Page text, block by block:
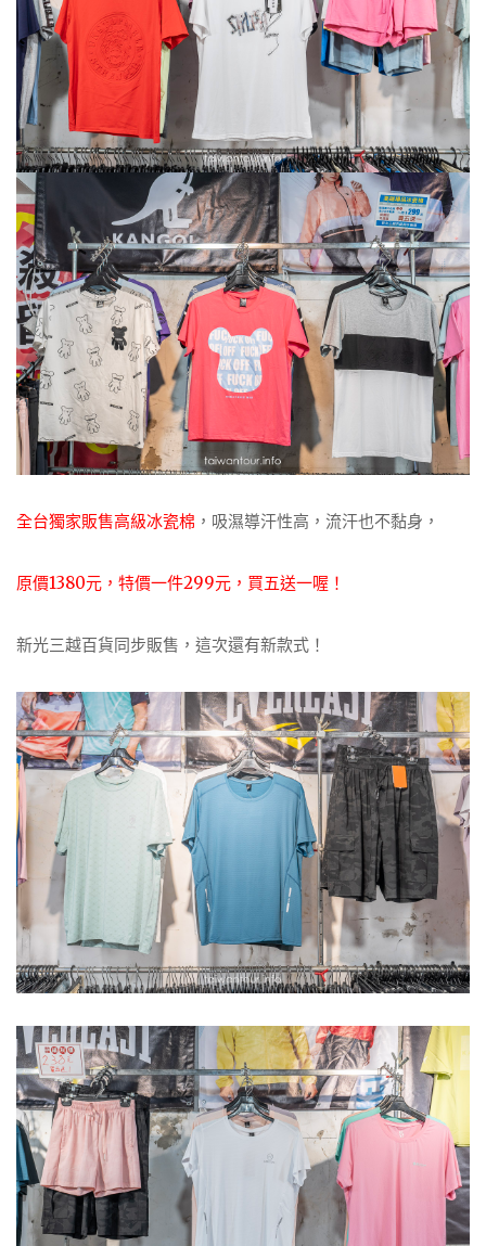
全台獨家販售高級冰瓷棉 ，吸濕導汗性高，流汗也不黏身，
原價1380元，特價一件299元，買五送一喔！
新光三越百貨同步販售，這次還有新款式！